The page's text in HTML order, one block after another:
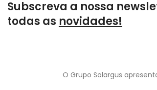
Subscreva a nossa
todas as novidades!
O Grupo Solargus